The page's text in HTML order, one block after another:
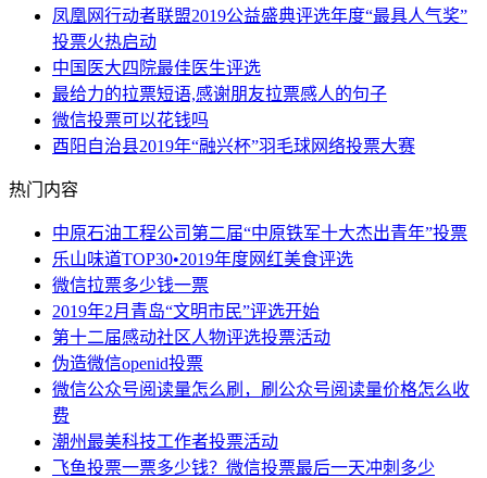
凤凰网行动者联盟2019公益盛典评选年度“最具人气奖”
投票火热启动
中国医大四院最佳医生评选
最给力的拉票短语,感谢朋友拉票感人的句子
微信投票可以花钱吗
酉阳自治县2019年“融兴杯”羽毛球网络投票大赛
热门内容
中原石油工程公司第二届“中原铁军十大杰出青年”投票
乐山味道TOP30•2019年度网红美食评选
微信拉票多少钱一票
2019年2月青岛“文明市民”评选开始
第十二届感动社区人物评选投票活动
伪造微信openid投票
微信公众号阅读量怎么刷，刷公众号阅读量价格怎么收
费
潮州最美科技工作者投票活动
飞鱼投票一票多少钱？微信投票最后一天冲刺多少